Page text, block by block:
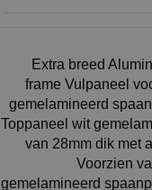
Extra breed
frame Vulpaneel
gemelamineerd
Toppaneel wit
van 28mm dik met
Voorzien
gemelamineerd